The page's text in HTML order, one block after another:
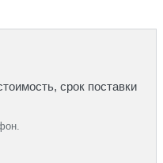
срок поставки